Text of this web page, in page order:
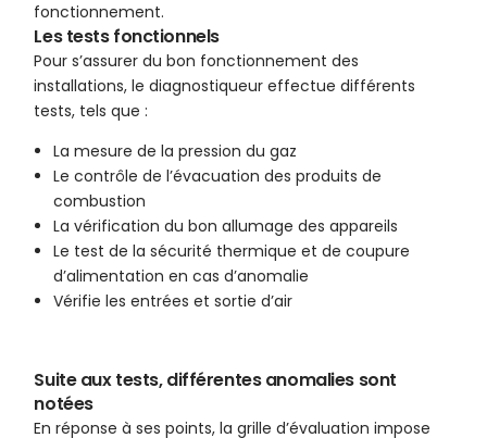
fonctionnement.
Les tests fonctionnels
Pour s’assurer du bon fonctionnement des
installations, le diagnostiqueur effectue différents
tests, tels que :
La mesure de la pression du gaz
Le contrôle de l’évacuation des produits de
combustion
La vérification du bon allumage des appareils
Le test de la sécurité thermique et de coupure
d’alimentation en cas d’anomalie
Vérifie les entrées et sortie d’air
Suite aux tests, différentes anomalies sont
notées
En réponse à ses points, la grille d’évaluation impose